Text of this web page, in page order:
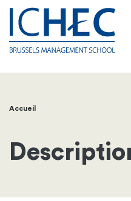
Fil
d'Ariane
Accueil